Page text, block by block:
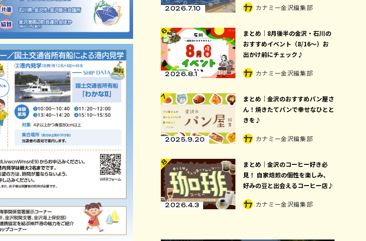
2026.7.10 カナミー金沢編集部
6
2026.8.1
まとめ｜8月後半の金沢・石川の
おすすめイベント（8/16〜）お
出かけ前にチェック♪
カナミー金沢編集部
7
2025.9.20
まとめ｜金沢のおすすめパン屋さ
ん！焼きたてパンで幸せなひとと
きを♪
カナミー金沢編集部
8
2026.4.3
まとめ｜金沢のコーヒー好き必
見！ 自家焙煎の個性を楽しみ、
好みの豆と出会えるコーヒー店♪
カナミー金沢編集部